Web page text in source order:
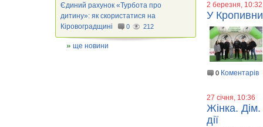
2 березня, 10:32
У
0 Коментарів
27 січня, 10:36
Жінка. Дім.
дії
Єдиний рахунок «Турбота про
дитину»: як скористатися на
Кіровоградщині
0 212
ще новини